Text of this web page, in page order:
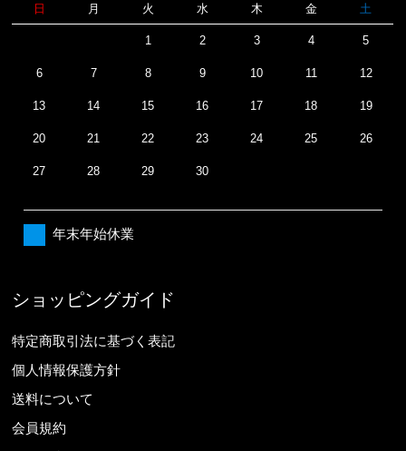
日 月 火 水 木 金 土
1 2 3 4 5
6 7 8 9 10 11 12
13 14 15 16 17 18 19
20 21 22 23 24 25 26
27 28 29 30
年末年始休業
ショッピングガイド
特定商取引法に基づく表記
個人情報保護方針
送料について
会員規約